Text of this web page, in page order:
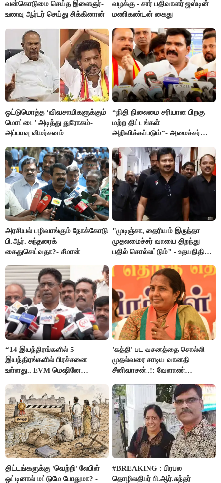
வன்கொடுமை செய்த இளைஞர்-
உணவு ஆர்டர் செய்து சிக்கினான்
வழக்கு - சார் பதிவாளர் ஜஸ்டின்
மணிகண்டன் கைது
ஒட்டுமொத்த ‘விவசாயிகளுக்கும்
மொட்டை’ அடித்து துரோகம்-
அப்பாவு விமர்சனம்
“நிதி நிலைமை சரியான பிறகு
மற்ற திட்டங்கள்
அறிவிக்கப்படும்”- அமைச்சர்
அரசியல் பழிவாங்கும் நோக்கோடு
பி.ஆர். சுந்தரைக்
கைதுசெய்வதா?- சீமான்
"முடிஞ்சா, தைரியம் இருந்தா
முதலமைச்சர் வாயை திறந்து
பதில் சொல்லட்டும்" - உதயநிதி
“14 இயந்திரங்களில் 5
இயந்திரங்களில் பிரச்சனை
உள்ளது.. EVM மெஷினே
இளங்கோ
'கத்தி' பட வசனத்தை சொல்லி
முதல்வரை சாடிய வானதி
சீனிவாசன்..!: வேளாண்
எதிர்ப்பு!
திட்டங்களுக்கு 'வெற்றி' லேபிள்
ஒட்டினால் மட்டுமே போதுமா? -
#BREAKING : பிரபல
தொழிலதிபர் பி.ஆர்.சுந்தர்